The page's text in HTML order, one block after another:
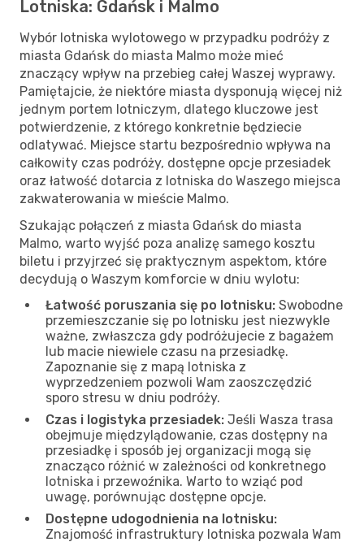
Lotniska: Gdańsk i Malmo
Wybór lotniska wylotowego w przypadku podróży z
miasta Gdańsk do miasta Malmo może mieć
znaczący wpływ na przebieg całej Waszej wyprawy.
Pamiętajcie, że niektóre miasta dysponują więcej niż
jednym portem lotniczym, dlatego kluczowe jest
potwierdzenie, z którego konkretnie będziecie
odlatywać. Miejsce startu bezpośrednio wpływa na
całkowity czas podróży, dostępne opcje przesiadek
oraz łatwość dotarcia z lotniska do Waszego miejsca
zakwaterowania w mieście Malmo.
Szukając połączeń z miasta Gdańsk do miasta
Malmo, warto wyjść poza analizę samego kosztu
biletu i przyjrzeć się praktycznym aspektom, które
decydują o Waszym komforcie w dniu wylotu:
Łatwość poruszania się po lotnisku: Swobodne
przemieszczanie się po lotnisku jest niezwykle
ważne, zwłaszcza gdy podróżujecie z bagażem
lub macie niewiele czasu na przesiadkę.
Zapoznanie się z mapą lotniska z
wyprzedzeniem pozwoli Wam zaoszczędzić
sporo stresu w dniu podróży.
Czas i logistyka przesiadek: Jeśli Wasza trasa
obejmuje międzylądowanie, czas dostępny na
przesiadkę i sposób jej organizacji mogą się
znacząco różnić w zależności od konkretnego
lotniska i przewoźnika. Warto to wziąć pod
uwagę, porównując dostępne opcje.
Dostępne udogodnienia na lotnisku:
Znajomość infrastruktury lotniska pozwala Wam